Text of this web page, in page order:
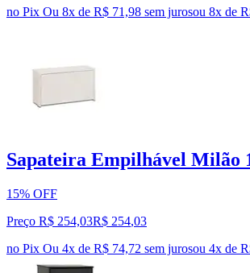
no Pix Ou 8x de R$ 71,98 sem jurosou 8x de
Sapateira Empilhável Milão
15% OFF
Preço R$ 254,03R$ 254,03
no Pix Ou 4x de R$ 74,72 sem jurosou 4x de